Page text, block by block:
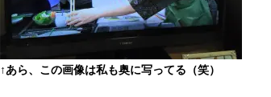
↑あら、この画像は私も奥に写ってる（笑）